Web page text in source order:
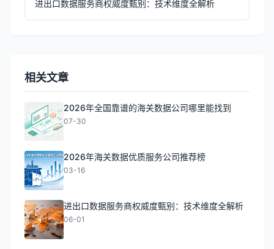
进出口数据服务商权威度甄别：技术维度全解析
相关文章
2026年全国靠谱的海关数据公司哪里能找到
07-30
2026年海关数据优质服务公司推荐榜
03-16
进出口数据服务商权威度甄别：技术维度全解析
06-01